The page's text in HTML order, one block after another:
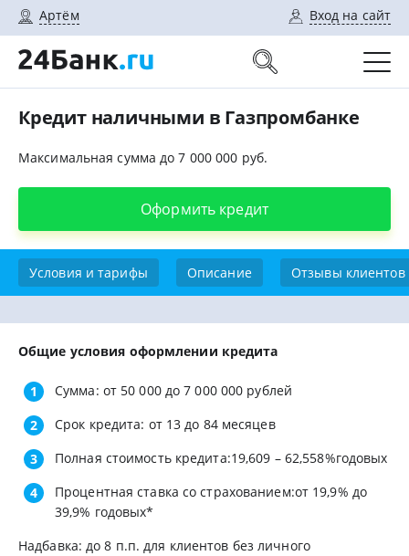
Артём Вход на сайт
Кредит наличными в Газпромбанке
Максимальная сумма до 7 000 000 руб.
Оформить кредит
Условия и тарифы Описание Отзывы клиентов
Общие условия оформлении кредита
Сумма: от 50 000 до 7 000 000 рублей
Срок кредита: от 13 до 84 месяцев
Полная стоимость кредита:19,609 – 62,558%годовых
Процентная ставка со страхованием:от 19,9% до
39,9% годовых*
Надбавка: до 8 п.п. для клиентов без личного